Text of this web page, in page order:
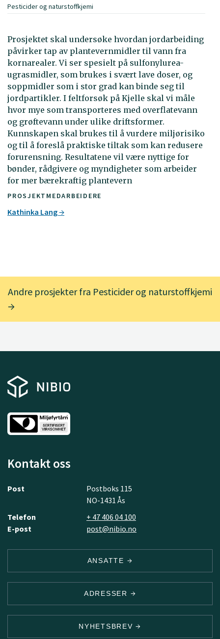
PROSJEKTMEDARBEIDERE
Kathinka Lang
Pesticider og naturstoffkjemi
Prosjektet skal undersøke hvordan jordarbeiding
påvirker tap av plantevernmidler til vann fra
kornarealer. Vi ser spesielt på sulfonylurea-
ugrasmidler, som brukes i svært lave doser, og
soppmidler som i stor grad kan binde seg til
jordpartikler. I feltforsøk på Kjelle skal vi måle
hvor mye som transporteres med overflatevann
og grøftevann under ulike driftsformer.
Kunnskapen skal brukes til å vurdere miljørisiko
og til å foreslå praktiske tiltak som kan redusere
forurensning. Resultatene vil være nyttige for
bønder, rådgivere og myndigheter som arbeider
for mer bærekraftig plantevern
Andre prosjekter fra Pesticider og naturstoffkjemi
Kontakt oss
Post
Postboks 115
NO-1431 Ås
Telefon
+ 47 406 04 100
E-post
post@nibio.no
ANSATTE
ADRESSER
NYHETSBREV